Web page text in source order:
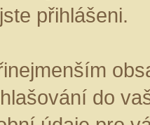
přihlášeni.
do